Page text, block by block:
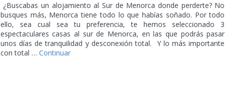
¿Buscabas un alojamiento al Sur de Menorca donde perderte? No
busques más, Menorca tiene todo lo que habías soñado. Por todo
ello, sea cual sea tu preferencia, te hemos seleccionado 3
espectaculares casas al sur de Menorca, en las que podrás pasar
unos días de tranquilidad y desconexión total. Y lo más importante
con total … Continuar